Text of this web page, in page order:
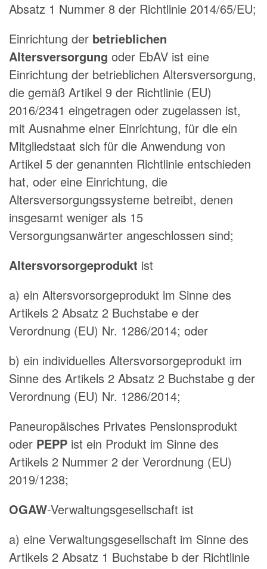
Absatz 1 Nummer 8 der Richtlinie 2014/65/EU;
Einrichtung der betrieblichen
Altersversorgung oder EbAV ist eine
Einrichtung der betrieblichen Altersversorgung,
die gemäß Artikel 9 der Richtlinie (EU)
2016/2341 eingetragen oder zugelassen ist,
mit Ausnahme einer Einrichtung, für die ein
Mitgliedstaat sich für die Anwendung von
Artikel 5 der genannten Richtlinie entschieden
hat, oder eine Einrichtung, die
Altersversorgungssysteme betreibt, denen
insgesamt weniger als 15
Versorgungsanwärter angeschlossen sind;
Altersvorsorgeprodukt ist
a) ein Altersvorsorgeprodukt im Sinne des
Artikels 2 Absatz 2 Buchstabe e der
Verordnung (EU) Nr. 1286/2014; oder
b) ein individuelles Altersvorsorgeprodukt im
Sinne des Artikels 2 Absatz 2 Buchstabe g der
Verordnung (EU) Nr. 1286/2014;
Paneuropäisches Privates Pensionsprodukt
oder PEPP ist ein Produkt im Sinne des
Artikels 2 Nummer 2 der Verordnung (EU)
2019/1238;
OGAW-Verwaltungsgesellschaft ist
a) eine Verwaltungsgesellschaft im Sinne des
Artikels 2 Absatz 1 Buchstabe b der Richtlinie